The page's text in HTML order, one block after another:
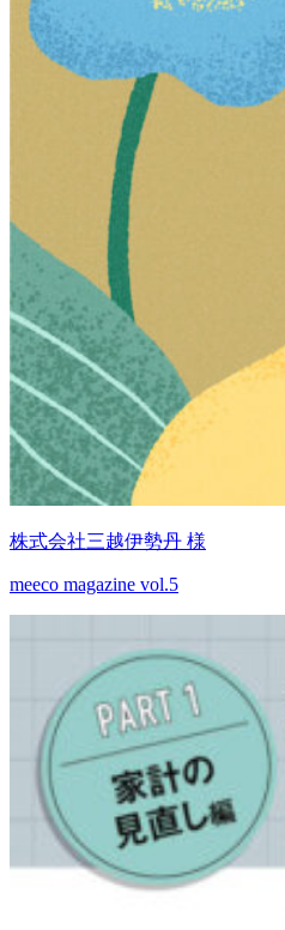
株式会社三越伊勢丹 様
meeco magazine vol.5